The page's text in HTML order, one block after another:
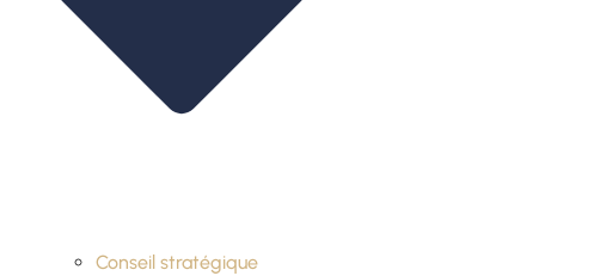
Conseil stratégique